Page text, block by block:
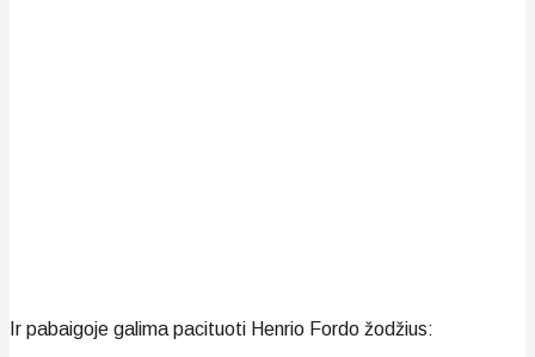
Ir pabaigoje galima pacituoti Henrio Fordo žodžius: